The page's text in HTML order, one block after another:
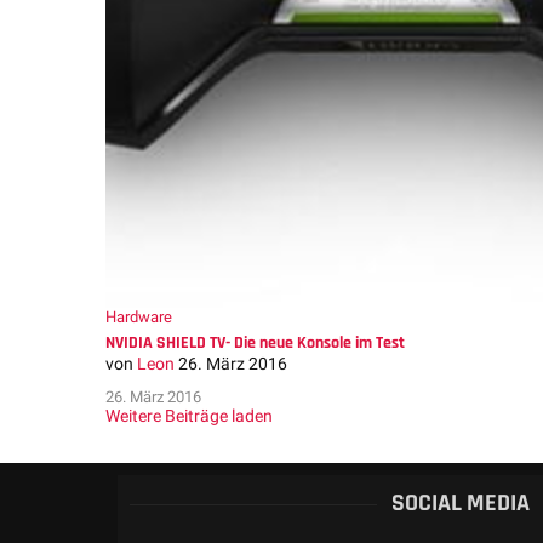
Hardware
NVIDIA SHIELD TV- Die neue Konsole im Test
von Leon 26. März 2016
26. März 2016
Weitere Beiträge laden
SOCIAL MEDIA